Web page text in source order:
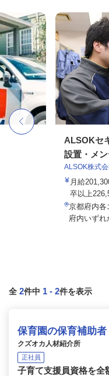
ALSOKセ
設置・メ
ALSOK株式
月給
卒以上
京都府内
府内いずれ
全 2件中 1 - 2件を表示
保育園の保育補助者
クズオカ人材紹介所
正社員
子育て支援員資格を全